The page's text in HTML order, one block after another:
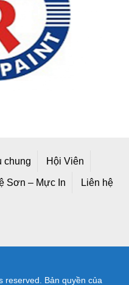
chung Hội Viên
Sơn – Mực In Liên hệ
reserved. Bản quyền của